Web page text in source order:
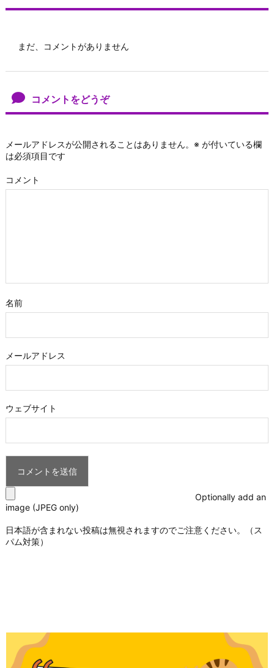
まだ、コメントがありません
コメントをどうぞ
メールアドレスが公開されることはありません。 ※ が付いている欄
は必須項目です
コメント
名前
メールアドレス
ウェブサイト
Optionally add an
image (JPEG only)
日本語が含まれない投稿は無視されますのでご注意ください。（ス
パム対策）